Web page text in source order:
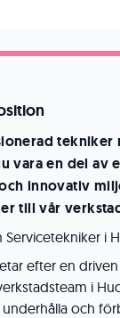
vara en del av
innovativ
till vår
Servicetekniker i
efter en
i
och